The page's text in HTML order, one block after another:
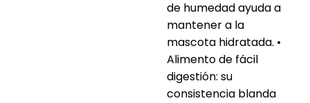
de humedad ayuda a
mantener a la
mascota hidratada. •
Alimento de fácil
digestión: su
consistencia blanda